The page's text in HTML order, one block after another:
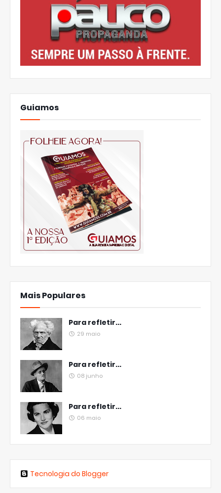
Guiamos
Mais Populares
Para refletir...
29 maio
Para refletir...
08 junho
Para refletir...
06 maio
Tecnologia do Blogger